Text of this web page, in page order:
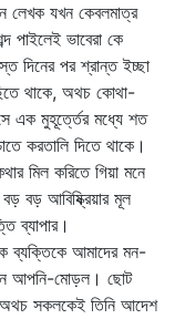
লেখক যখন কেবলমাত্র
পাইলেই ভাবেরা কে
দিনের পর শ্রান্ত ইচ্ছা
থাকে, অথচ কোথা-
এক মুহূর্ত্তের মধ্যে শত
করতালি দিতে থাকে।
মিল করিতে গিয়া মনে
বড় আবিষ্ক্রিয়ার মূল
ব্যাপার।
ব্যক্তিকে আমাদের মন-
আপনি-মোড়ল। ছোট
অথচ সকলকেই তিনি আদেশ